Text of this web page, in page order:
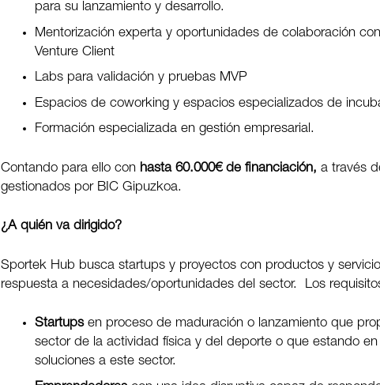
para su lanzamiento y desarrollo.
Mentorización experta y oportunidades de colaboración
Venture Client
Labs para validación y pruebas MVP
Espacios de coworking y espacios especializados de
Formación especializada en gestión empresarial.
Contando para ello con hasta 60.000€ de financiación, a través
gestionados por BIC Gipuzkoa.
¿A quién va dirigido?
Sportek Hub busca startups y proyectos con productos y
respuesta a necesidades/oportunidades del sector. Los
Startupsen proceso de maduración o lanzamiento que
sector de la actividad física y del deporte o que estando
soluciones a este sector.